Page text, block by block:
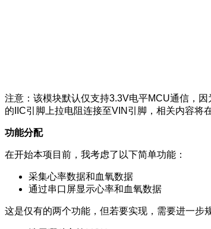
注意：该模块默认仅支持3.3V电平MCU通信，
的IIC引脚上拉电阻连接至VIN引脚，相关内容将
功能分配
在开始本项目前，我考虑了以下简单功能：
采集心率数据和血氧数据
通过串口屏显示心率和血氧数据
这是仅有的两个功能，但若要实现，需要进一步